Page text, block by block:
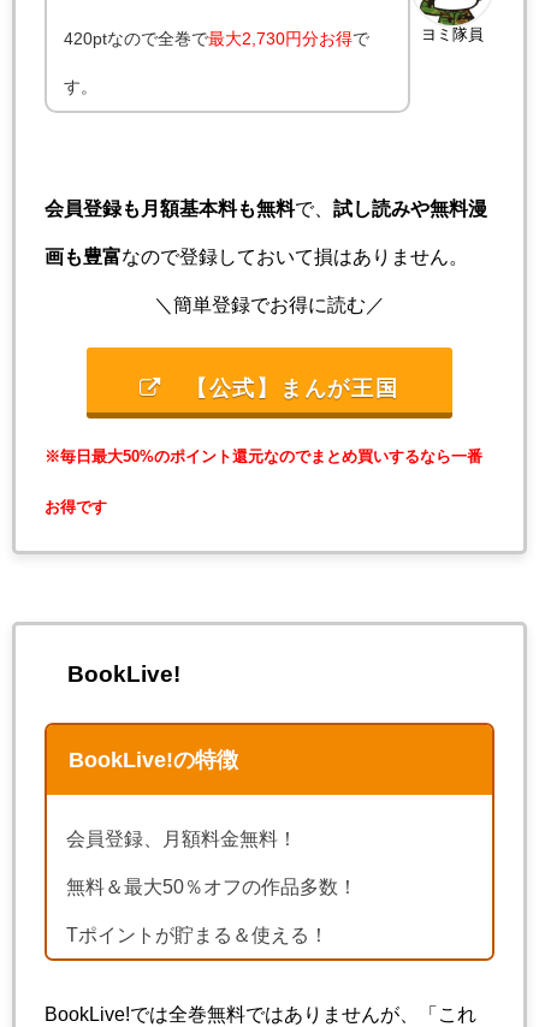
ヨミ隊員
420ptなので全巻で最大2,730円分お得で
す。
会員登録も月額基本料も無料で、 試し読みや無料漫
画も豊富なので登録しておいて損はありません。
＼簡単登録でお得に読む／
【公式】まんが王国
※毎日最大50%のポイント還元なのでまとめ買いするなら一番
お得です
BookLive!
BookLive!の特徴
会員登録、月額料金無料！
無料＆最大50％オフの作品多数！
Tポイントが貯まる＆使える！
BookLive!では全巻無料ではありませんが、「これ